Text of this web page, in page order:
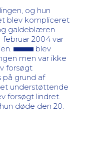
og hun
blev kompliceret
galdeblæren
2004 var
blev
men var ikke
forsøgt
grund af
understøttende
forsøgt lindret.
døde den 20.